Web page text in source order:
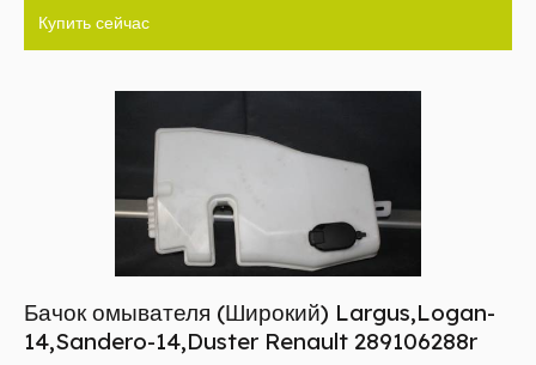
Купить сейчас
Бачок омывателя (Широкий) Largus,Logan-
14,Sandero-14,Duster Renault 289106288r